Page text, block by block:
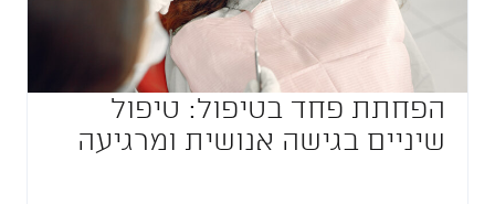
הפחתת פחד בטיפול: טיפול
שיניים בגישה אנושית ומרגיעה